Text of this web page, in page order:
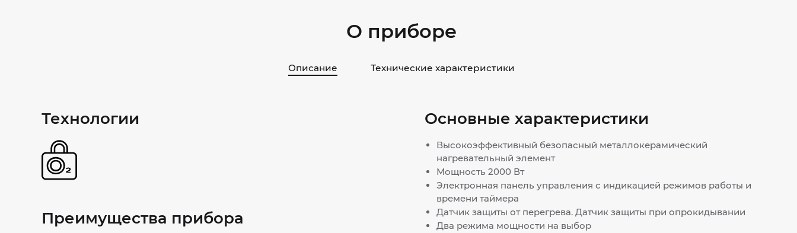
О приборе
Описание Технические характеристики
Технологии
Преимущества прибора
Основные характеристики
Высокоэффективный безопасный металлокерамический
нагревательный элемент
Мощность 2000 Вт
Электронная панель управления с индикацией режимов работы и
времени таймера
Датчик защиты от перегрева. Датчик защиты при опрокидывании
Два режима мощности на выбор